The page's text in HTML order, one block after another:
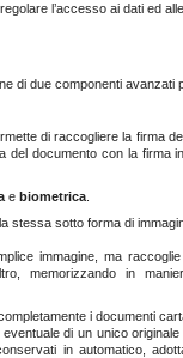
l’accesso ai dati ed
di due componenti avanzati
di raccogliere la firma
del documento con la firma
e biometrica
stessa sotto forma di
immagine, ma
memorizzando in
i documenti
di un unico
in automatico,